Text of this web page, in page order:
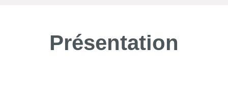
Présentation